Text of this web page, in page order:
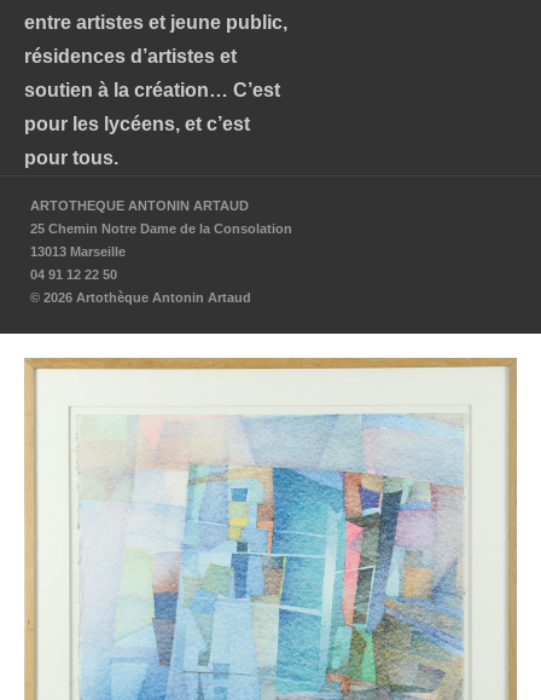
entre artistes et jeune public,
résidences d’artistes et
soutien à la création… C’est
pour les lycéens, et c’est
pour tous.
ARTOTHEQUE ANTONIN ARTAUD
25 Chemin Notre Dame de la Consolation
13013 Marseille
04 91 12 22 50
© 2026 Artothèque Antonin Artaud